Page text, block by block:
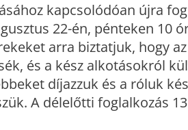
kapcsolódóan újra
22-én, pénteken 10
arra biztatjuk, hogy
és a kész alkotásokról
díjazzuk és a róluk
A délelőtti foglalkozás